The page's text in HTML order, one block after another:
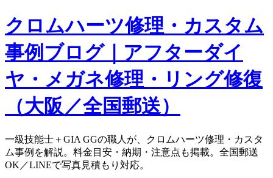
クロムハーツ修理・カスタム
事例ブログ｜アフターダイ
ヤ・メガネ修理・リング修復
（大阪／全国郵送）
一級技能士＋GIA GGの職人が、クロムハーツ修理・カスタ
ム事例を解説。料金目安・納期・注意点も掲載。全国郵送
OK／LINEで写真見積もり対応。